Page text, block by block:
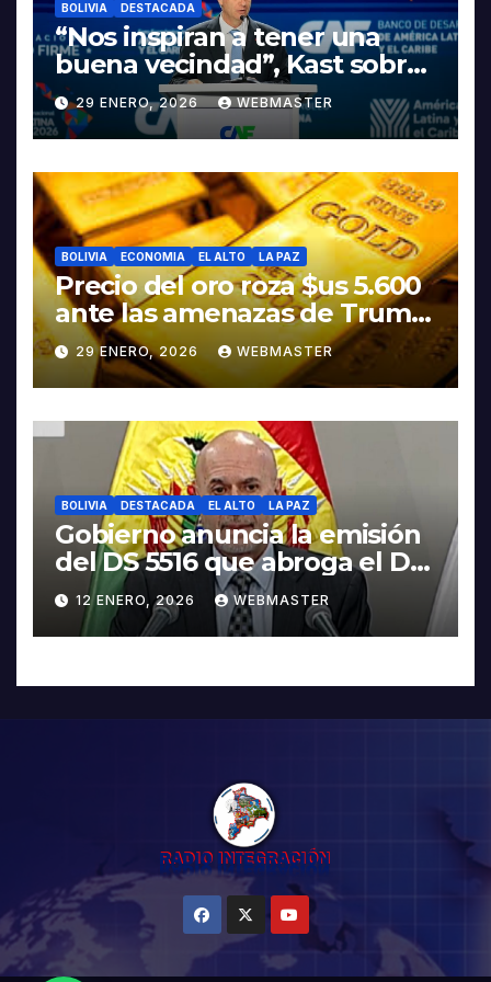
BOLIVIA DESTACADA
“Nos inspiran a tener una
buena vecindad”, Kast sobre
discurso del presidente
Rodrigo Paz
29 ENERO, 2026 WEBMASTER
BOLIVIA ECONOMIA EL ALTO LA PAZ
Precio del oro roza $us 5.600
ante las amenazas de Trump
contra Irán
29 ENERO, 2026 WEBMASTER
BOLIVIA DESTACADA EL ALTO LA PAZ
Gobierno anuncia la emisión
del DS 5516 que abroga el DS
5503
12 ENERO, 2026 WEBMASTER